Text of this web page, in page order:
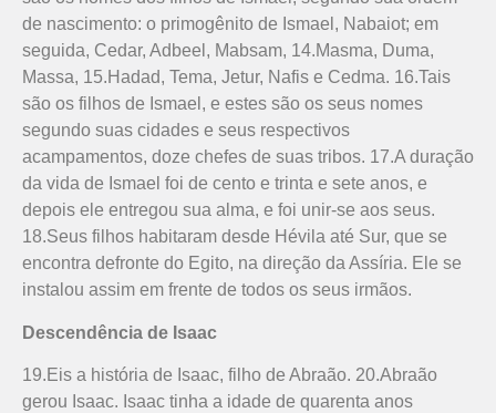
de nascimento: o primogênito de Ismael, Nabaiot; em
seguida, Cedar, Adbeel, Mabsam, 14.Masma, Duma,
Massa, 15.Hadad, Tema, Jetur, Nafis e Cedma. 16.Tais
são os filhos de Ismael, e estes são os seus nomes
segundo suas cidades e seus respectivos
acampamentos, doze chefes de suas tribos. 17.A duração
da vida de Ismael foi de cento e trinta e sete anos, e
depois ele entregou sua alma, e foi unir-se aos seus.
18.Seus filhos habitaram desde Hévila até Sur, que se
encontra defronte do Egito, na direção da Assíria. Ele se
instalou assim em frente de todos os seus irmãos.
Descendência de Isaac
19.Eis a história de Isaac, filho de Abraão. 20.Abraão
gerou Isaac. Isaac tinha a idade de quarenta anos